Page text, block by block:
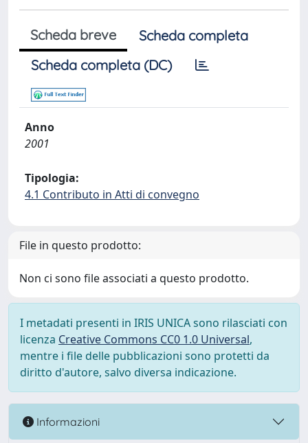
Scheda breve
Scheda completa
Scheda completa (DC)
Anno
2001
Tipologia:
4.1 Contributo in Atti di convegno
File in questo prodotto:
Non ci sono file associati a questo prodotto.
I metadati presenti in IRIS UNICA sono rilasciati con
licenza Creative Commons CC0 1.0 Universal,
mentre i file delle pubblicazioni sono protetti da
diritto d'autore, salvo diversa indicazione.
Informazioni